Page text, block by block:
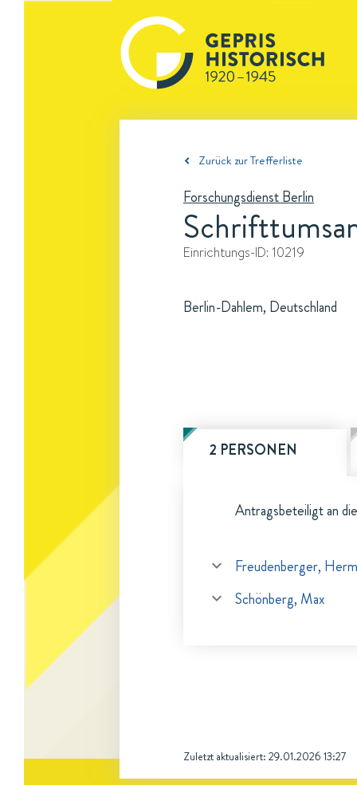
Zurück zur Trefferliste
Forschungsdienst Berlin
Einrichtungs-ID: 10219
Berlin-Dahlem, Deutschland
2 PERSONEN
Antragsbeteiligt an
Freudenberger,
Schönberg, Max
Zuletzt aktualisiert: 29.01.2026 13:27